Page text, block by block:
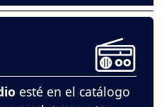
esté en el catálogo